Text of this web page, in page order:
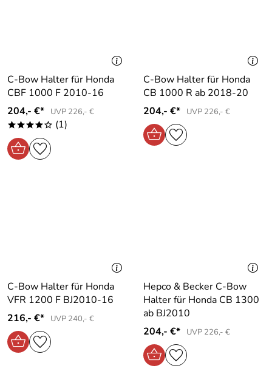
C-Bow Halter für Honda
CBF 1000 F 2010-16
204,- €*
UVP 226,- €
****o (1)
C-Bow Halter für Honda
CB 1000 R ab 2018-20
204,- €*
UVP 226,- €
C-Bow Halter für Honda
VFR 1200 F BJ2010-16
216,- €*
UVP 240,- €
Hepco & Becker C-Bow
Halter für Honda CB 1300
ab BJ2010
204,- €*
UVP 226,- €